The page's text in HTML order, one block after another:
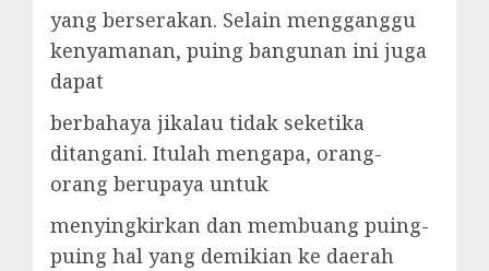
yang berserakan. Selain mengganggu
kenyamanan, puing bangunan ini juga
dapat
berbahaya jikalau tidak seketika
ditangani. Itulah mengapa, orang-
orang berupaya untuk
menyingkirkan dan membuang puing-
puing hal yang demikian ke daerah